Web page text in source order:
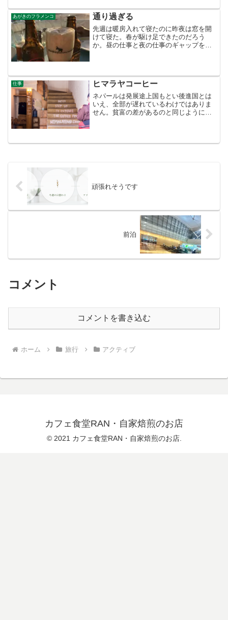
り南極大陸に望みた...
あがきのフラメンコ 通り過ぎる
先週は暖房入れて寝たのに昨夜は窓を開
けて寝た。春が駆け足できたのだろう
か。昼の仕事と夜の仕事のギャップを感
世界なのか、ひたすら昼の仕...
仕事 ヒマラヤコーヒー
ネパールは発展途上国もとい後進国とは
いえ、全部が遅れているわけではありま
せん。貧富の差があるのと同じように、
お店もありま...
頑張れそうです
前泊
コメント
コメントを書き込む
ホーム 旅行 アクティブ
カフェ食堂RAN・自家焙煎のお店
© 2021 カフェ食堂RAN・自家焙煎のお店.